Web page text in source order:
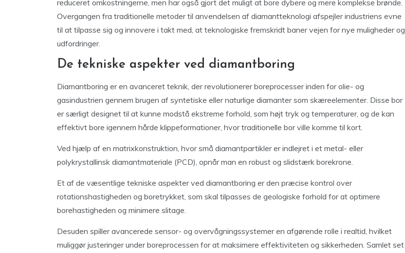
reduceret omkostningerne, men har også gjort det muligt at bore dybere og mere komplekse brønde.
Overgangen fra traditionelle metoder til anvendelsen af diamantteknologi afspejler industriens evne
til at tilpasse sig og innovere i takt med, at teknologiske fremskridt baner vejen for nye muligheder og
udfordringer.
De tekniske aspekter ved diamantboring
Diamantboring er en avanceret teknik, der revolutionerer boreprocesser inden for olie- og
gasindustrien gennem brugen af syntetiske eller naturlige diamanter som skæreelementer. Disse bor
er særligt designet til at kunne modstå ekstreme forhold, som højt tryk og temperaturer, og de kan
effektivt bore igennem hårde klippeformationer, hvor traditionelle bor ville komme til kort.
Ved hjælp af en matrixkonstruktion, hvor små diamantpartikler er indlejret i et metal- eller
polykrystallinsk diamantmateriale (PCD), opnår man en robust og slidstærk borekrone.
Et af de væsentlige tekniske aspekter ved diamantboring er den præcise kontrol over
rotationshastigheden og boretrykket, som skal tilpasses de geologiske forhold for at optimere
borehastigheden og minimere slitage.
Desuden spiller avancerede sensor- og overvågningssystemer en afgørende rolle i realtid, hvilket
muliggør justeringer under boreprocessen for at maksimere effektiviteten og sikkerheden. Samlet set